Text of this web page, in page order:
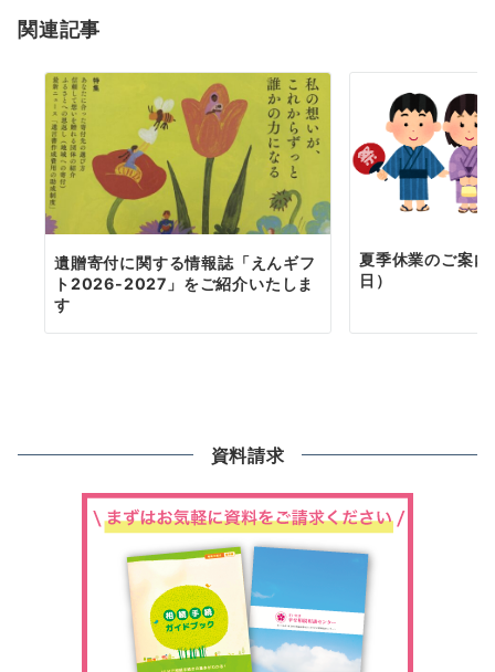
ン
関連記事
遺贈寄付に関する情報誌「えんギフ
ト2026-2027」をご紹介いたしま
す
夏季休業のご案
日）
資料請求